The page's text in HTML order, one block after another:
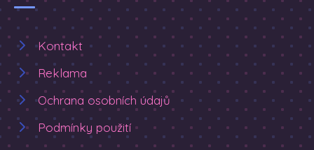
Kontakt
Reklama
Ochrana osobních údajů
Podmínky použití